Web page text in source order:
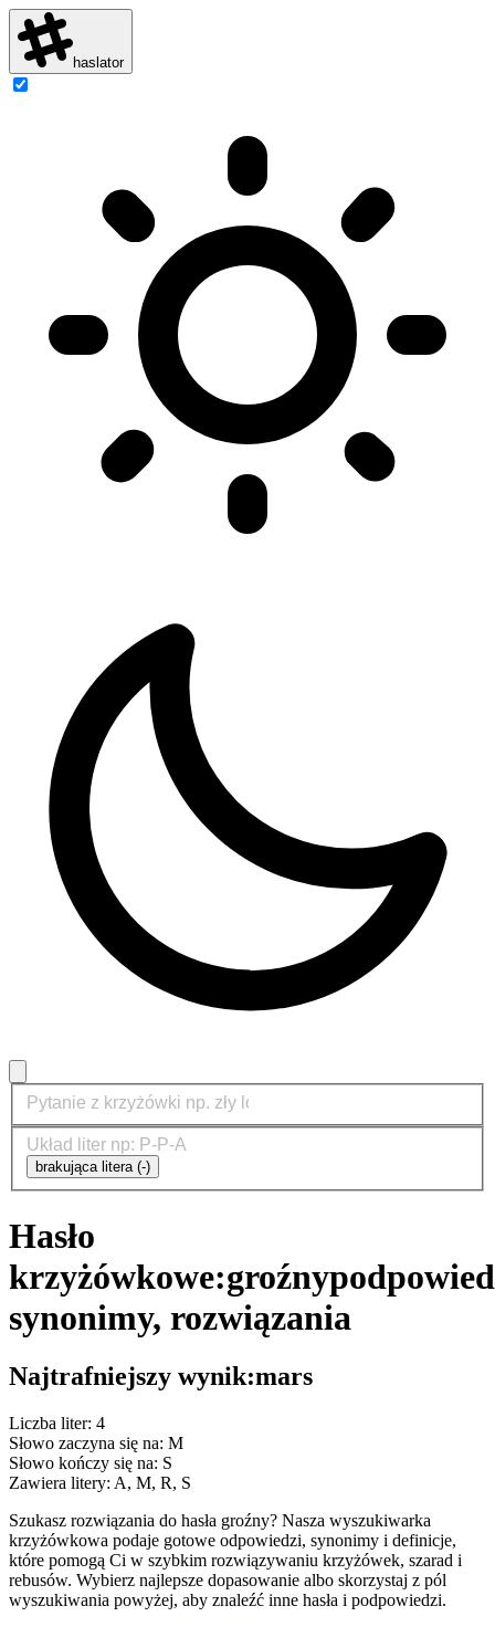
haslator
brakująca litera (-)
Hasło
krzyżówkowe:groźny
synonimy, rozwiązania
Najtrafniejszy wynik:mars
Liczba liter: 4
Słowo zaczyna się na: M
Słowo kończy się na: S
Zawiera litery: A, M, R, S
Szukasz rozwiązania do hasła groźny? Nasza wyszukiwarka
krzyżówkowa podaje gotowe odpowiedzi, synonimy i definicje,
które pomogą Ci w szybkim rozwiązywaniu krzyżówek, szarad i
rebusów. Wybierz najlepsze dopasowanie albo skorzystaj z pól
wyszukiwania powyżej, aby znaleźć inne hasła i podpowiedzi.